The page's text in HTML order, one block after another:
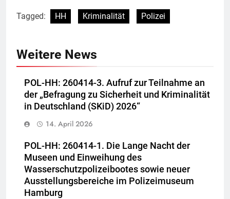
Tagged: HH Kriminalität Polizei
Weitere News
POL-HH: 260414-3. Aufruf zur Teilnahme an
der „Befragung zu Sicherheit und Kriminalität
in Deutschland (SKiD) 2026“
14. April 2026
POL-HH: 260414-1. Die Lange Nacht der
Museen und Einweihung des
Wasserschutzpolizeibootes sowie neuer
Ausstellungsbereiche im Polizeimuseum
Hamburg